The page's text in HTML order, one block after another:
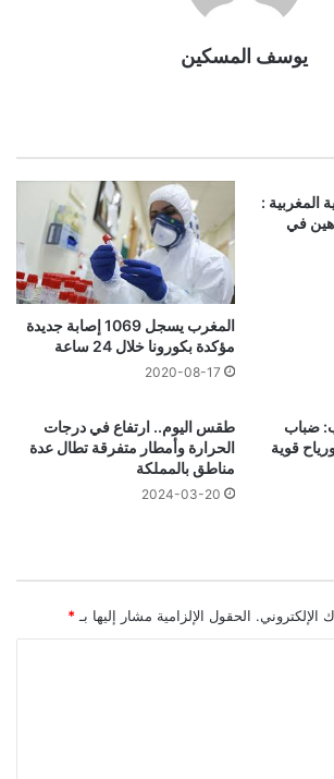
يوسف المسكين
المغربية :
في
المغرب يسجل 1069 إصابة جديدة
مؤكدة بكورونا خلال 24 ساعة
2020-08-17
ضباب
قوية
طقس اليوم.. ارتفاع في درجات
الحرارة وأمطار متفرقة تطال عدة
مناطق بالمملكة
2024-03-20
الإلكتروني. الحقول الإلزامية مشار إليها بـ *